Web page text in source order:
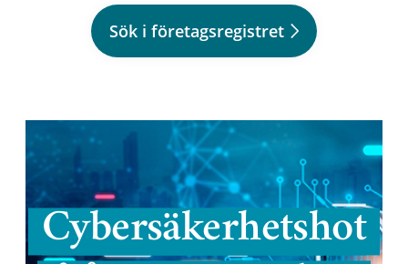
Sök i företagsregistret
Cybersäkerhetshot